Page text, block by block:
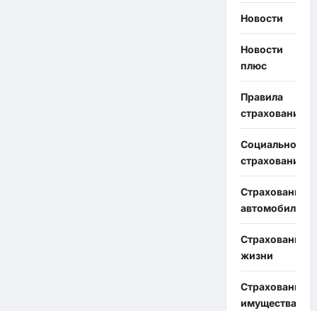
Новости
Новости
плюс
Правила
страхования
Социальное
страхование
Страхование
автомобиля
Страхование
жизни
Страхование
имущества